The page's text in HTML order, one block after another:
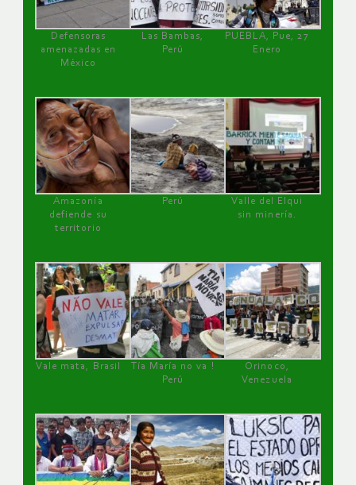
Defensoras
amenazadas en
México
Las Bambas,
Perú
PUEBLA, Pue, 27
Enero
Amazonía
defiende su
territorio
Perú
Valle del Elqui
sin minería.
Vale mata, Brasil
Tía María no va !
Perú
Orinoco,
Venezuela